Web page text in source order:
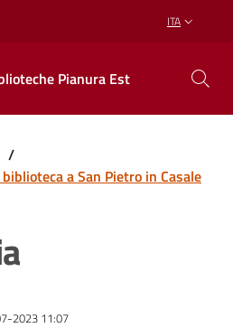
ITA
Pianura Est
/
a San Pietro in Casale
2023 11:07